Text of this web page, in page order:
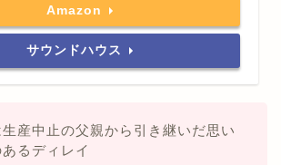
Amazon
サウンドハウス
産中止の父親から引き継いだ思い
るディレイ